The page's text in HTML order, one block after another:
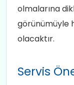
olmalarına
görünümüyle
olacaktır.
Servis